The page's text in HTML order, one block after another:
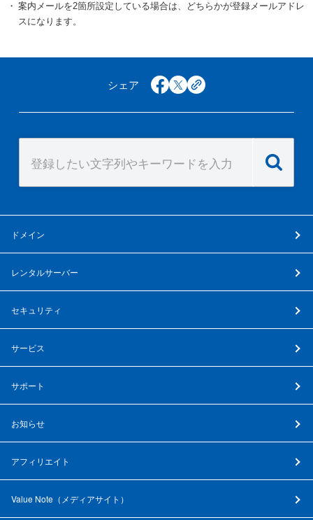
案内メールを2箇所設定している場合は、どちらかが登録メールアドレ
スになります。
シェア facebook
x copy
ドメイン
レンタルサーバー
セキュリティ
サービス
サポート
お知らせ
アフィリエイト
Value Note（ メディアサイト ）